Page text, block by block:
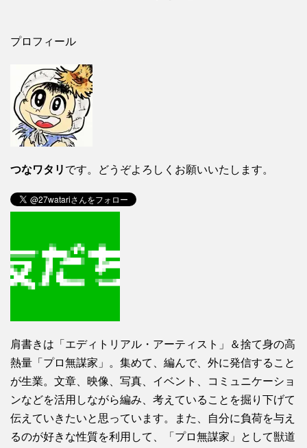
プロフィール
つなワタリ です。どうぞよろしくお願いいたします。
肩書きは「エディトリアル・アーティスト」＆捨て身の高
熱量「プロ無謀家」。集めて、編んで、外に発信すること
が生業。文章、映像、写真、イベント、コミュニケーショ
ンなどを活用しながら編み、考えていることを掘り下げて
伝えていきたいと思っています。また、自分に負荷を与え
るのが好きな性質を利用して、「プロ無謀家」として獣道